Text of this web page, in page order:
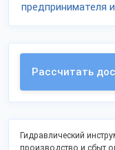
предпринимателя
Рассчитать
Гидравлический
производство и сбыт